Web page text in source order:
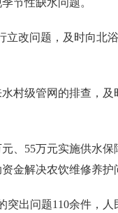
节性缺水问题。
改问题，及时向北
村级管网的排查，及
、55万元实施供水保
金解决农饮维修养护
出问题110余件，人